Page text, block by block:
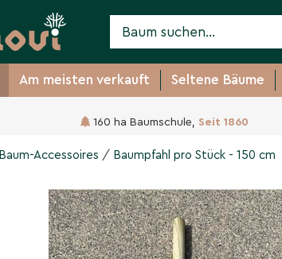
Am meisten verkauft Seltene Bäume
160 ha Baumschule, Seit 1860
Baum-Accessoires / Baumpfahl pro Stück - 150 cm